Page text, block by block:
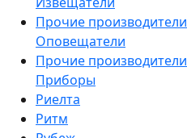
Прочие производители
Оповещатели
Прочие производители
Приборы
Риелта
Ритм